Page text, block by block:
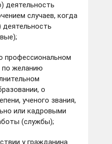
деятельность
случаев, когда
деятельность
профессиональном
по желанию
о
ученого звания,
или кадровыми
(службы);
у гражданина